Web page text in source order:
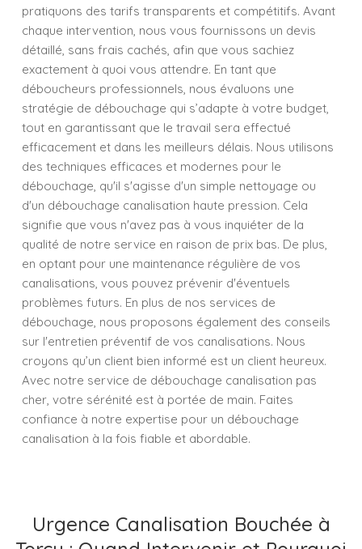
pratiquons des tarifs transparents et compétitifs. Avant
chaque intervention, nous vous fournissons un devis
détaillé, sans frais cachés, afin que vous sachiez
exactement à quoi vous attendre. En tant que
déboucheurs professionnels, nous évaluons une
stratégie de débouchage qui s’adapte à votre budget,
tout en garantissant que le travail sera effectué
efficacement et dans les meilleurs délais. Nous utilisons
des techniques efficaces et modernes pour le
débouchage, qu'il s'agisse d'un simple nettoyage ou
d'un débouchage canalisation haute pression. Cela
signifie que vous n'avez pas à vous inquiéter de la
qualité de notre service en raison de prix bas. De plus,
en optant pour une maintenance régulière de vos
canalisations, vous pouvez prévenir d'éventuels
problèmes futurs. En plus de nos services de
débouchage, nous proposons également des conseils
sur l'entretien préventif de vos canalisations. Nous
croyons qu’un client bien informé est un client heureux.
Avec notre service de débouchage canalisation pas
cher, votre sérénité est à portée de main. Faites
confiance à notre expertise pour un débouchage
canalisation à la fois fiable et abordable.
Urgence Canalisation Bouchée à